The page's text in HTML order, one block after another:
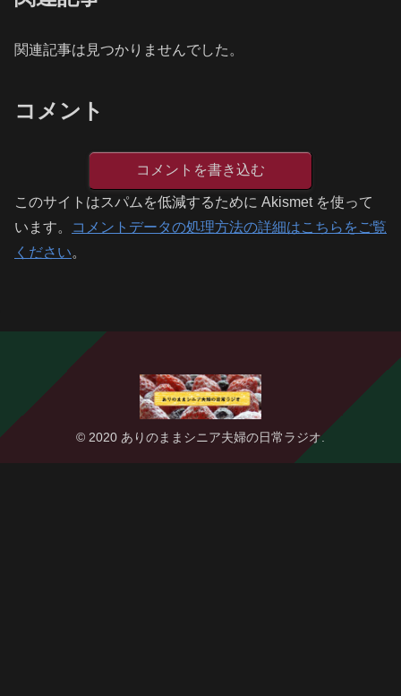
関連記事は見つかりませんでした。
コメント
コメントを書き込む
このサイトはスパムを低減するために Akismet を使って
います。
コメントデータの処理方法の詳細はこちらをご覧
ください。
© 2020 ありのままシニア夫婦の日常ラジオ.